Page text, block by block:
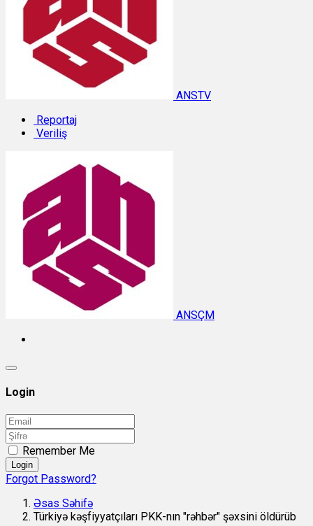
ANSTV
Reportaj
Veriliş
ANSÇM
Login
Remember Me
Login
Forgot Password?
Əsas Səhifə
Türkiyə kəşfiyyatçıları PKK-nın "rəhbər" şəxsini öldürüb